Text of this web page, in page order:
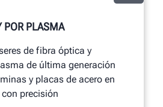
POR PLASMA
de fibra óptica y
de última generación
y placas de acero en
precisión